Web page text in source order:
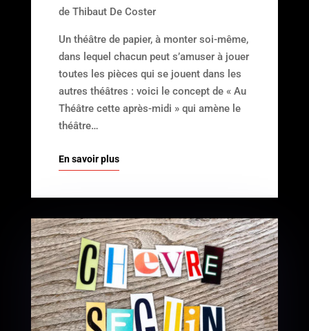
de Thibaut De Coster
Un théâtre de papier, à monter soi-même,
dans lequel chacun peut s’amuser à jouer
toutes les pièces qui se jouent dans les
autres théâtres : voici le concept de « Au
Théâtre cette après-midi » qui amène le
théâtre…
En savoir plus